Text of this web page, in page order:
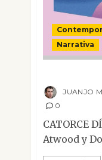
Narrativa
JUANJO
0
CATORCE
Atwood y